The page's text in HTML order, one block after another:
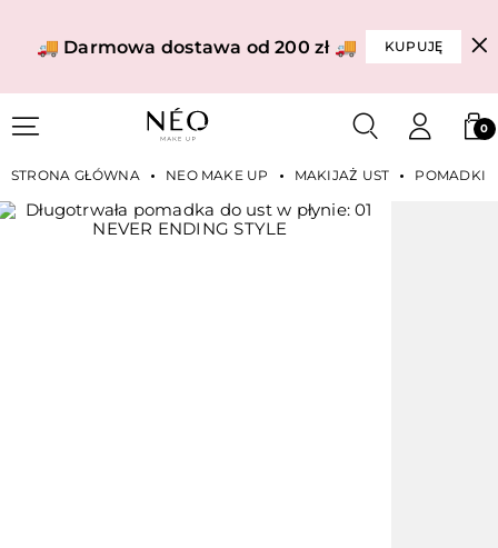
🚚 Darmowa dostawa od 200 zł 🚚 KUPUJĘ
0
STRONA GŁÓWNA NEO MAKE UP MAKIJAŻ UST POMADKI